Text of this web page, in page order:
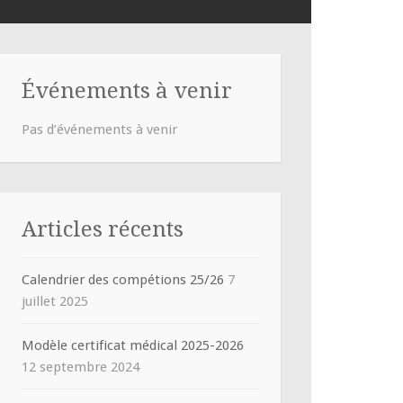
Événements à venir
Pas d’événements à venir
Articles récents
Calendrier des compétions 25/26 7
juillet 2025
Modèle certificat médical 2025-2026
12 septembre 2024